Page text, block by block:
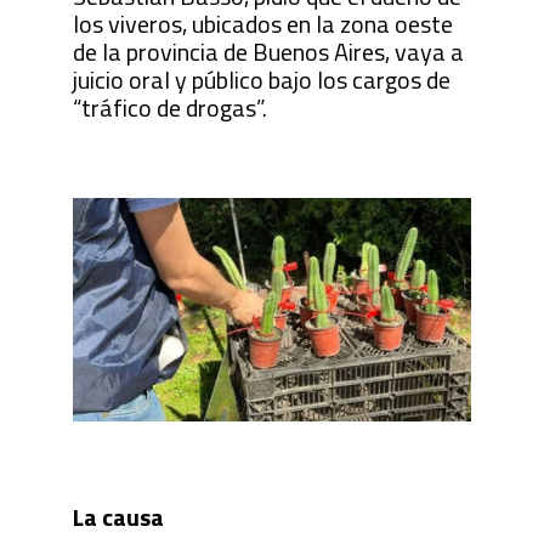
los viveros, ubicados en la zona oeste
de la provincia de Buenos Aires, vaya a
juicio oral y público bajo los cargos de
“tráfico de drogas”.
La causa